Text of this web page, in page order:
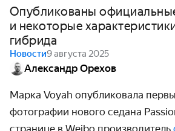
Опубликованы
и некоторые
гибрида
Новости9 августа 2025
Александр Орехов
Марка Voyah опубликовала
фотографии нового седана
странице в Weibo производитель